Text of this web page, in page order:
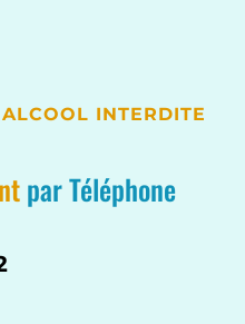
INTERDITE
par Téléphone